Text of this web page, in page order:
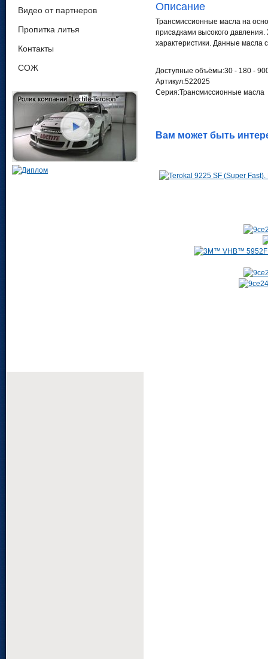
Видео от партнеров
Пропитка литья
Контакты
СОЖ
Описание
Трансмиссионные масла на
присадками высокого
характеристики. Данные масла
Доступные объёмы:30 - 180 -
Артикул:522025
Серия:Трансмиссионные масла
Вам может быть